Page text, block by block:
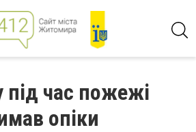
під час пожежі
опіки